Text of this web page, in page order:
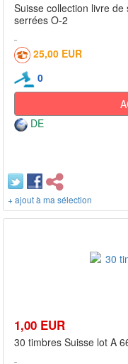
Suisse collection livre
serrées O-2
25,00 EUR
0
DE
+ ajout à ma sélection
1,00 EUR
30 timbres Suisse lot A